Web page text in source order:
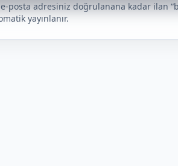
posta adresiniz doğrulanana kadar ilan
yayınlanır.